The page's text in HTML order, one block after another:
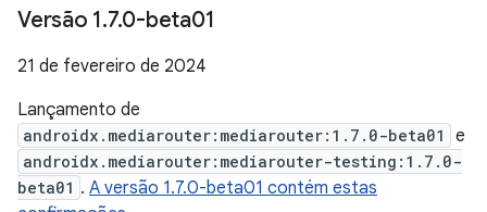
Versão 1.7.0-beta01
21 de fevereiro de 2024
Lançamento de
androidx.mediarouter:mediarouter:1.7.0-beta01 e
androidx.mediarouter:mediarouter-testing:1.7.0-
beta01 . A versão 1.7.0-beta01 contém estas